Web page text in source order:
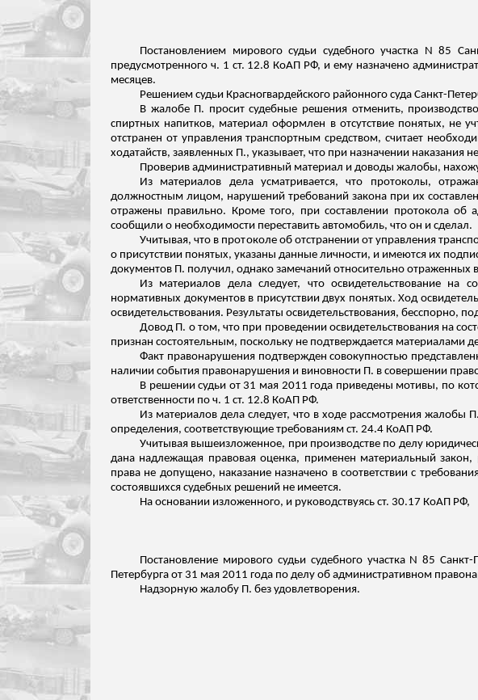
Постановлением мирового судьи судебного участка N 85
предусмотренного ч. 1 ст. 12.8 КоАП РФ, и ему назначено
месяцев.
Решением судьи Красногвардейского районного суда Санкт-
В жалобе П. просит судебные решения отменить,
спиртных напитков, материал оформлен в отсутствие понятых, не
отстранен от управления транспортным средством, считает
ходатайств, заявленных П., указывает, что при назначении наказания
Проверив административный материал и доводы жалобы,
Из материалов дела усматривается, что протоколы,
должностным лицом, нарушений требований закона при их
отражены правильно. Кроме того, при составлении протокола
сообщили о необходимости переставить автомобиль, что он и сделал.
Учитывая, что в протоколе об отстранении от управления
о присутствии понятых, указаны данные личности, и имеются их
документов П. получил, однако замечаний относительно отраженных
Из материалов дела следует, что освидетельствование на
нормативных документов в присутствии двух понятых. Ход
освидетельствования. Результаты освидетельствования, бесспорно,
Довод П. о том, что при проведении освидетельствования на
признан состоятельным, поскольку не подтверждается материалами
Факт правонарушения подтвержден совокупностью
наличии события правонарушения и виновности П. в совершении
В решении судьи от 31 мая 2011 года приведены мотивы, по
ответственности по ч. 1 ст. 12.8 КоАП РФ.
Из материалов дела следует, что в ходе рассмотрения
определения, соответствующие требованиям ст. 24.4 КоАП РФ.
Учитывая вышеизложенное, при производстве по делу
дана надлежащая правовая оценка, применен материальный
права не допущено, наказание назначено в соответствии с
состоявшихся судебных решений не имеется.
На основании изложенного, и руководствуясь ст. 30.17 КоАП РФ,
Постановление мирового судьи судебного участка N 85
Петербурга от 31 мая 2011 года по делу об административном
Надзорную жалобу П. без удовлетворения.